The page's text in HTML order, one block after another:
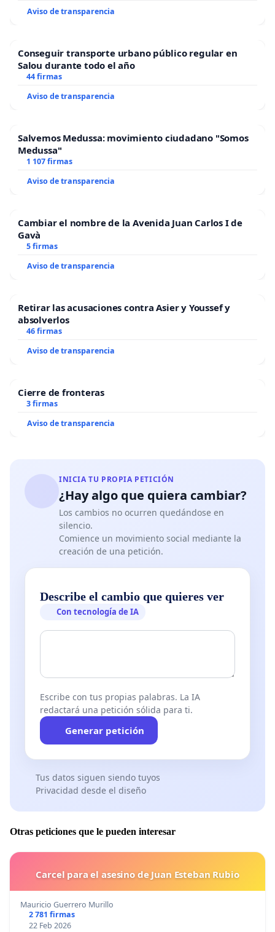
Aviso de transparencia
Conseguir transporte urbano público regular en
Salou durante todo el año
44 firmas
Aviso de transparencia
Salvemos Medussa: movimiento ciudadano "Somos
Medussa"
1 107 firmas
Aviso de transparencia
Cambiar el nombre de la Avenida Juan Carlos I de
Gavà
5 firmas
Aviso de transparencia
Retirar las acusaciones contra Asier y Youssef y
absolverlos
46 firmas
Aviso de transparencia
Cierre de fronteras
3 firmas
Aviso de transparencia
INICIA TU PROPIA PETICIÓN
¿Hay algo que quiera cambiar?
Los cambios no ocurren quedándose en
silencio.
Comience un movimiento social mediante la
creación de una petición.
Describe el cambio que quieres ver
Con tecnología de IA
Escribe con tus propias palabras. La IA
redactará una petición sólida para ti.
Generar petición
Tus datos siguen siendo tuyos
Privacidad desde el diseño
Otras peticiones que le pueden interesar
Carcel para el asesino de Juan Esteban Rubio
Mauricio Guerrero Murillo
2 781 firmas
22 Feb 2026